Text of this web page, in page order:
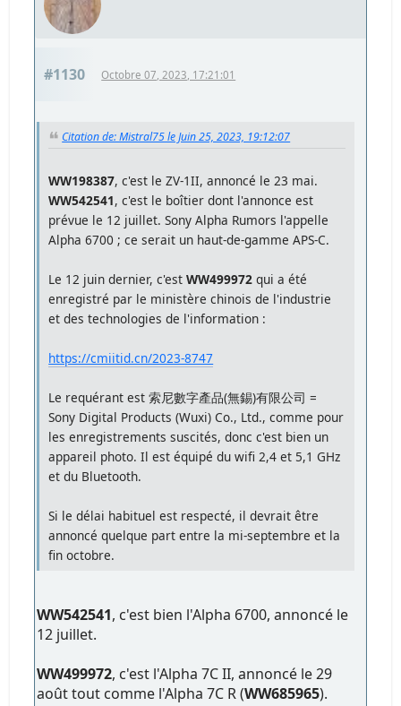
#1130 Octobre 07, 2023, 17:21:01
Citation de: Mistral75 le Juin 25, 2023, 19:12:07
WW198387, c'est le ZV-1II, annoncé le 23 mai.
WW542541, c'est le boîtier dont l'annonce est
prévue le 12 juillet. Sony Alpha Rumors l'appelle
Alpha 6700 ; ce serait un haut-de-gamme APS-C.
Le 12 juin dernier, c'estWW499972 qui a été
enregistré par le ministère chinois de l'industrie
et des technologies de l'information :
https://cmiitid.cn/2023-8747
Le requérant est 索尼數字產品(無錫)有限公司 =
Sony Digital Products (Wuxi) Co., Ltd., comme pour
les enregistrements suscités, donc c'est bien un
appareil photo. Il est équipé du wifi 2,4 et 5,1 GHz
et du Bluetooth.
Si le délai habituel est respecté, il devrait être
annoncé quelque part entre la mi-septembre et la
fin octobre.
WW542541, c'est bien l'Alpha 6700, annoncé le
12 juillet.
WW499972, c'est l'Alpha 7C II, annoncé le 29
août tout comme l'Alpha 7C R (WW685965).